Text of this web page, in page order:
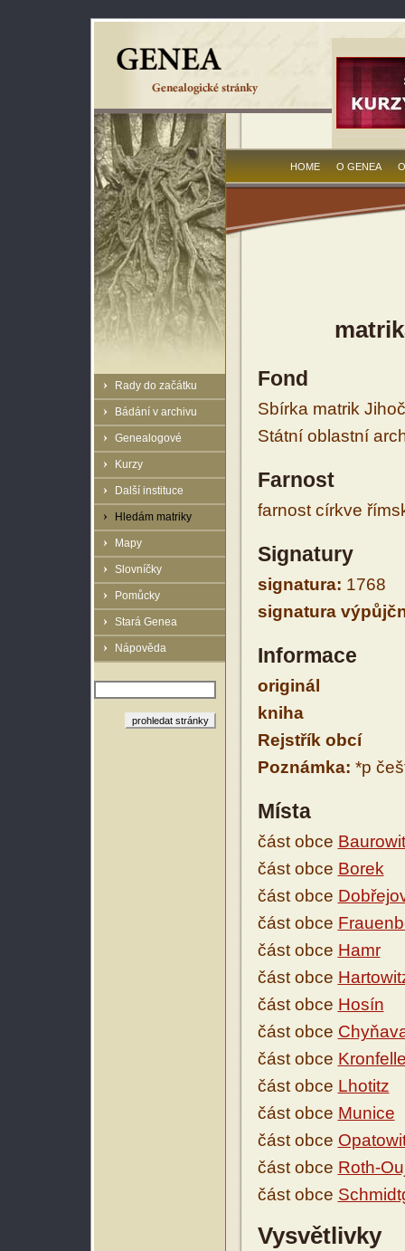
Rady do začátku
Bádání v archivu
Genealogové
Kurzy
Další instituce
Hledám matriky
Mapy
Slovníčky
Pomůcky
Stará Genea
Nápověda
HOME O GENEA
Fond
Sbírka matrik
Státní oblastní
Farnost
farnost církve
Signatury
signatura: 1768
signatura
Informace
originál
kniha
Rejstřík obcí
Poznámka: *p
Místa
část obce
část obce Borek
část obce
část obce
část obce Hamr
část obce
část obce Hosín
část obce
část obce
část obce Lhotitz
část obce Munice
část obce
část obce Roth-
část obce
Vysvětlivky